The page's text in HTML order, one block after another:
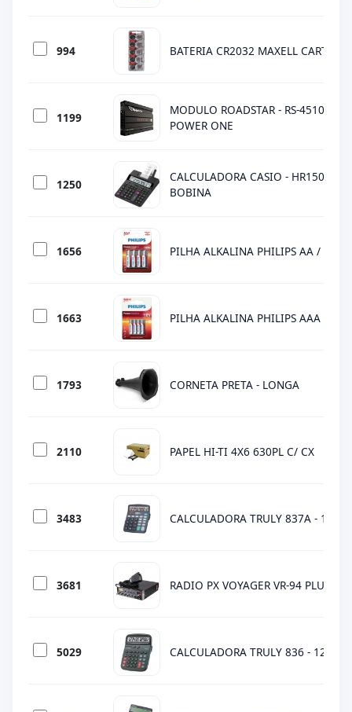
994 BATERIA CR2032 MAXELL
1199
MODULO ROADSTAR - RS-4510 -
POWER ONE
1250
CALCULADORA CASIO - HR150RC -
BOBINA
1656 PILHA ALKALINA PHILIPS AA / 4 PCS
1663 PILHA ALKALINA PHILIPS AAA / 4
1793 CORNETA PRETA - LONGA
2110 PAPEL HI-TI 4X6 630PL C/ CX
3483 CALCULADORA TRULY 837A - 12
3681 RADIO PX VOYAGER VR-94 PLUS - S/
5029 CALCULADORA TRULY 836 - 12